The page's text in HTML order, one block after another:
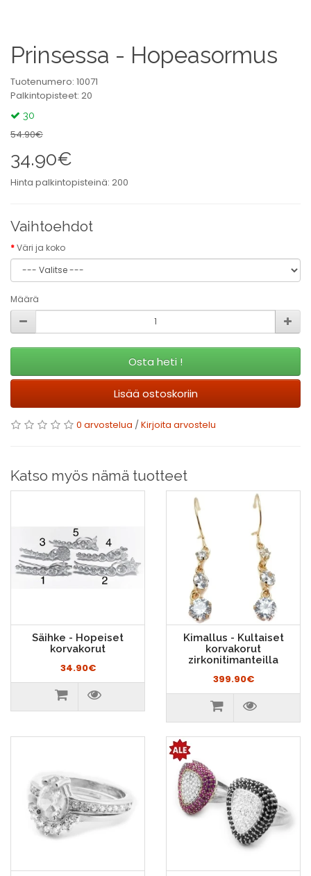
Prinsessa - Hopeasormus
Tuotenumero: 10071
Palkintopisteet: 20
30
54.90€
34.90€
Hinta palkintopisteinä: 200
Vaihtoehdot
Väri ja koko
Määrä
Osta heti !
Lisää ostoskoriin
0 arvostelua /Kirjoita arvostelu
Katso myös nämä tuotteet
Säihke - Hopeiset
korvakorut
34.90€
Kimallus - Kultaiset
korvakorut
zirkonitimanteilla
399.90€